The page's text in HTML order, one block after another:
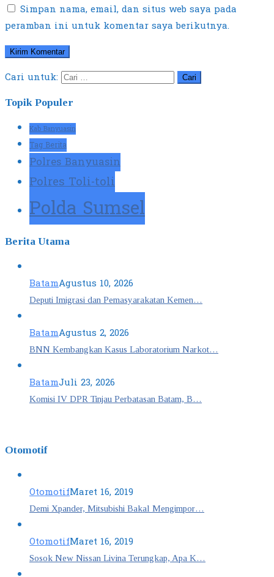
Simpan nama, email, dan situs web saya pada
peramban ini untuk komentar saya berikutnya.
Cari untuk:
Topik Populer
Kab Banyuasin
Tag Berita
Polres Banyuasin
Polres Toli-toli
Polda Sumsel
Berita Utama
BatamAgustus 10, 2026
Deputi Imigrasi dan Pemasyarakatan Kemen…
BatamAgustus 2, 2026
BNN Kembangkan Kasus Laboratorium Narkot…
BatamJuli 23, 2026
Komisi IV DPR Tinjau Perbatasan Batam, B…
Otomotif
OtomotifMaret 16, 2019
Demi Xpander, Mitsubishi Bakal Mengimpor…
OtomotifMaret 16, 2019
Sosok New Nissan Livina Terungkap, Apa K…